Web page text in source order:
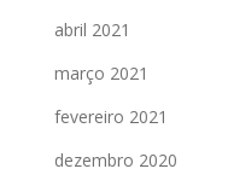
abril 2021
março 2021
fevereiro 2021
dezembro 2020